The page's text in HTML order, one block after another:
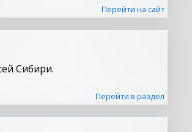
Перейти на сайт
Сибири.
Перейти в раздел